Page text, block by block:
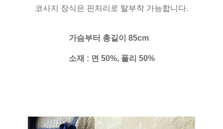
코사지 장식은 핀처리로 탈부착 가능합니다.
가슴부터 총길이 85cm
소재 : 면 50%, 폴리 50%